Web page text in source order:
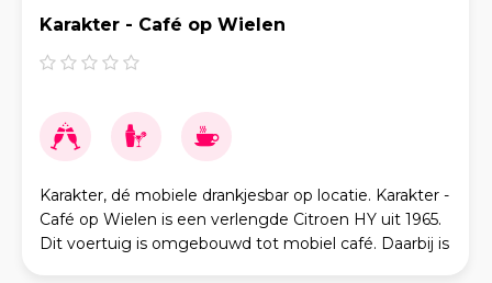
Karakter - Café op Wielen
Karakter, dé mobiele drankjesbar op locatie. Karakter -
Café op Wielen is een verlengde Citroen HY uit 1965.
Dit voertuig is omgebouwd tot mobiel café. Daarbij is